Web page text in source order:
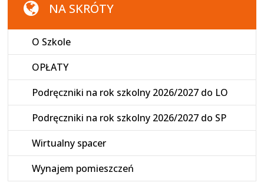
NA SKRÓTY
O Szkole
OPŁATY
Podręczniki na rok szkolny 2026/2027 do LO
Podręczniki na rok szkolny 2026/2027 do SP
Wirtualny spacer
Wynajem pomieszczeń